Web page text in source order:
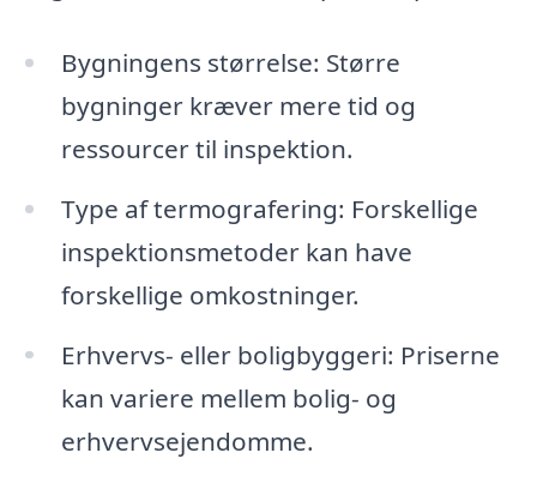
Bygningens størrelse: Større
bygninger kræver mere tid og
ressourcer til inspektion.
Type af termografering: Forskellige
inspektionsmetoder kan have
forskellige omkostninger.
Erhvervs- eller boligbyggeri: Priserne
kan variere mellem bolig- og
erhvervsejendomme.